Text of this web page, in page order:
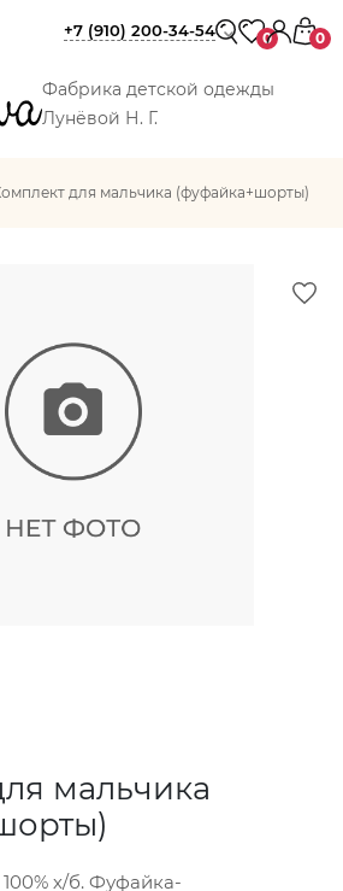
Фабрика детской одежды
Лунёвой Н. Г.
+7 (910) 200-34-54 0 0
для мальчика (фуфайка+шорты)
мальчика
х/б. Фуфайка-